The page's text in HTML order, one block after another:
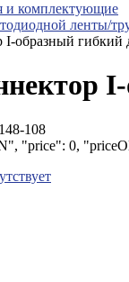
и комплектующие
ленты/
I-образный
148-108
"price": 0,